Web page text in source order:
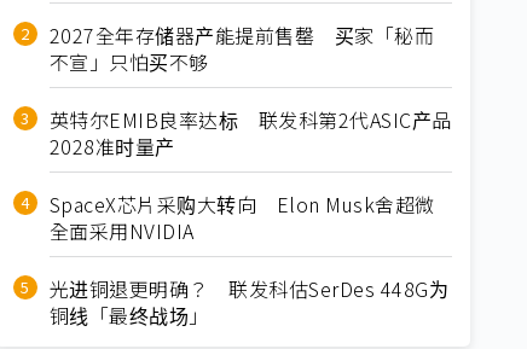
2027全年存储器产能提前售罄 买家「秘而
不宣」只怕买不够
英特尔EMIB良率达标 联发科第2代ASIC产品
2028准时量产
SpaceX芯片采购大转向 Elon Musk舍超微
全面采用NVIDIA
光进铜退更明确？ 联发科估SerDes 448G为
铜线「最终战场」